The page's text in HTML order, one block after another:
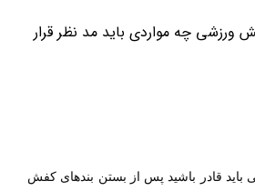
ورزشی چه مواردی باید مد نظر قرار
باید قادر باشید پس از بستن بندهای کفش